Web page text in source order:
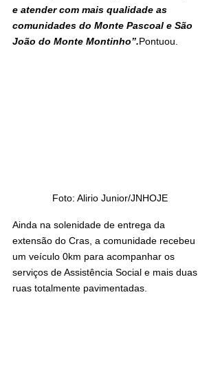
e atender com mais qualidade as
comunidades do Monte Pascoal e São
João do Monte Montinho”.Pontuou.
Foto: Alirio Junior/JNHOJE
Ainda na solenidade de entrega da
extensão do Cras, a comunidade recebeu
um veículo 0km para acompanhar os
serviços de Assistência Social e mais duas
ruas totalmente pavimentadas.